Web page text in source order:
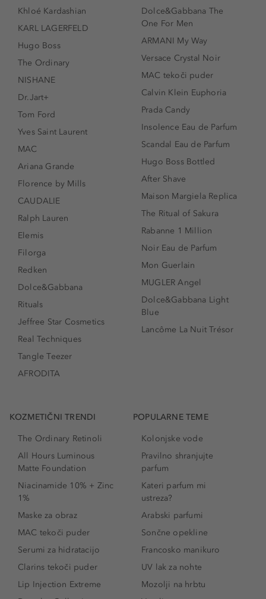
Khloé Kardashian
KARL LAGERFELD
Hugo Boss
The Ordinary
NISHANE
Dr.Jart+
Tom Ford
Yves Saint Laurent
MAC
Ariana Grande
Florence by Mills
CAUDALIE
Ralph Lauren
Elemis
Filorga
Redken
Dolce&Gabbana
Rituals
Jeffree Star Cosmetics
Real Techniques
Tangle Teezer
AFRODITA
Dolce&Gabbana The
One For Men
ARMANI My Way
Versace Crystal Noir
MAC tekoči puder
Calvin Klein Euphoria
Prada Candy
Insolence Eau de Parfum
Scandal Eau de Parfum
Hugo Boss Bottled
After Shave
Maison Margiela Replica
The Ritual of Sakura
Rabanne 1 Million
Noir Eau de Parfum
Mon Guerlain
MUGLER Angel
Dolce&Gabbana Light
Blue
Lancôme La Nuit Trésor
KOZMETIČNI TRENDI
The Ordinary Retinoli
All Hours Luminous
Matte Foundation
Niacinamide 10% + Zinc
1%
Maske za obraz
MAC tekoči puder
Serumi za hidratacijo
Clarins tekoči puder
Lip Injection Extreme
POPULARNE TEME
Kolonjske vode
Pravilno shranjujte
parfum
Kateri parfum mi
ustreza?
Arabski parfumi
Sončne opekline
Francosko manikuro
UV lak za nohte
Mozolji na hrbtu